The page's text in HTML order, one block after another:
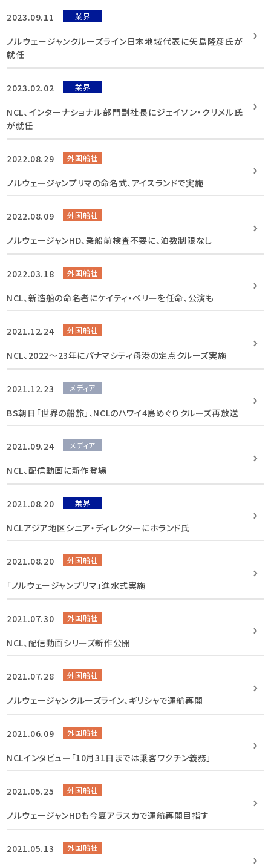
2023.09.11 業界
ノルウェージャンクルーズライン日本地域代表に矢島隆彦氏が
就任
2023.02.02 業界
NCL、インターナショナル部門副社長にジェイソン・クリメル氏
が就任
2022.08.29 外国船社
ノルウェージャンプリマの命名式、アイスランドで実施
2022.08.09 外国船社
ノルウェージャンHD、乗船前検査不要に、泊数制限なし
2022.03.18 外国船社
NCL、新造船の命名者にケイティ・ペリーを任命、公演も
2021.12.24 外国船社
NCL、2022～23年にパナマシティ母港の定点クルーズ実施
2021.12.23 メディア
BS朝日「世界の船旅」、NCLのハワイ4島めぐりクルーズ再放送
2021.09.24 メディア
NCL、配信動画に新作登場
2021.08.20 業界
NCLアジア地区シニア・ディレクターにホランド氏
2021.08.20 外国船社
「ノルウェージャンプリマ」進水式実施
2021.07.30 外国船社
NCL、配信動画シリーズ新作公開
2021.07.28 外国船社
ノルウェージャンクルーズライン、ギリシャで運航再開
2021.06.09 外国船社
NCLインタビュー「10月31日までは乗客ワクチン義務」
2021.05.25 外国船社
ノルウェージャンHDも今夏アラスカで運航再開目指す
2021.05.13 外国船社